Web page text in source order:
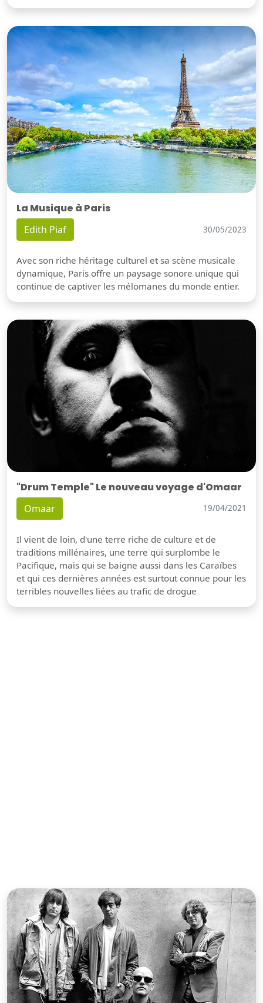
La Musique à Paris
Edith Piaf 30/05/2023
Avec son riche héritage culturel et sa scène musicale
dynamique, Paris offre un paysage sonore unique qui
continue de captiver les mélomanes du monde entier.
"Drum Temple" Le nouveau voyage d'Omaar
Omaar 19/04/2021
Il vient de loin, d'une terre riche de culture et de
traditions millénaires, une terre qui surplombe le
Pacifique, mais qui se baigne aussi dans les Caraïbes
et qui ces dernières années est surtout connue pour les
terribles nouvelles liées au trafic de drogue